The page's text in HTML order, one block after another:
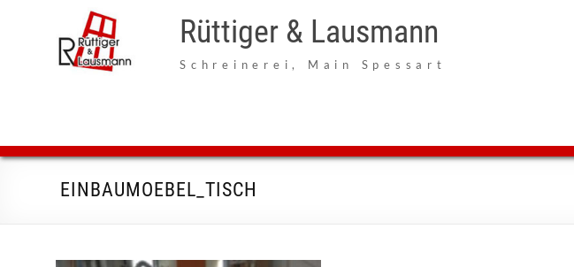
Rüttiger & Lausmann
Schreinerei, Main Spessart
EINBAUMOEBEL_TISCH